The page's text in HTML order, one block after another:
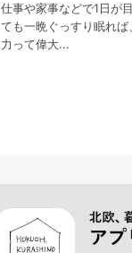
仕事や家事などで1日が
ても一晩ぐっすり眠れば
力って偉大...